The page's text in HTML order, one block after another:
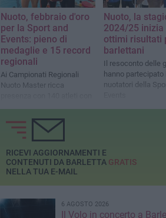
Nuoto, febbraio d'oro
per la Sport and
Events: pieno di
medaglie e 15 record
regionali
Ai Campionati Regionali
Nuoto Master ricca
Nuoto, la
2024/25 inizia
ottimi risultati
barlettani
Il resoconto delle
hanno partecipato i
nuotatori della
RICEVI AGGIORNAMENTI E
CONTENUTI DA BARLETTA GRATIS
NELLA TUA E-MAIL
6 AGOSTO 2026
Il Volo in concerto a